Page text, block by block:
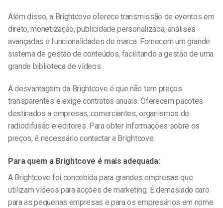
Além disso, a Brightcove oferece transmissão de eventos em
direto, monetização, publicidade personalizada, análises
avançadas e funcionalidades de marca. Fornecem um grande
sistema de gestão de conteúdos, facilitando a gestão de uma
grande biblioteca de vídeos.
A desvantagem da Brightcove é que não tem preços
transparentes e exige contratos anuais. Oferecem pacotes
destinados a empresas, comerciantes, organismos de
radiodifusão e editores. Para obter informações sobre os
preços, é necessário contactar a Brightcove.
Para quem a Brightcove é mais adequada:
A Brightcove foi concebida para grandes empresas que
utilizam vídeos para acções de marketing. É demasiado caro
para as pequenas empresas e para os empresários em nome